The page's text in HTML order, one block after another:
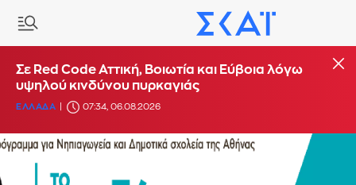
Σε Red Code Αττική, Βοιωτία και Εύβοια λόγω
υψηλού κινδύνου πυρκαγιάς
ΕΛΛΑΔΑ 07:34, 06.08.2026